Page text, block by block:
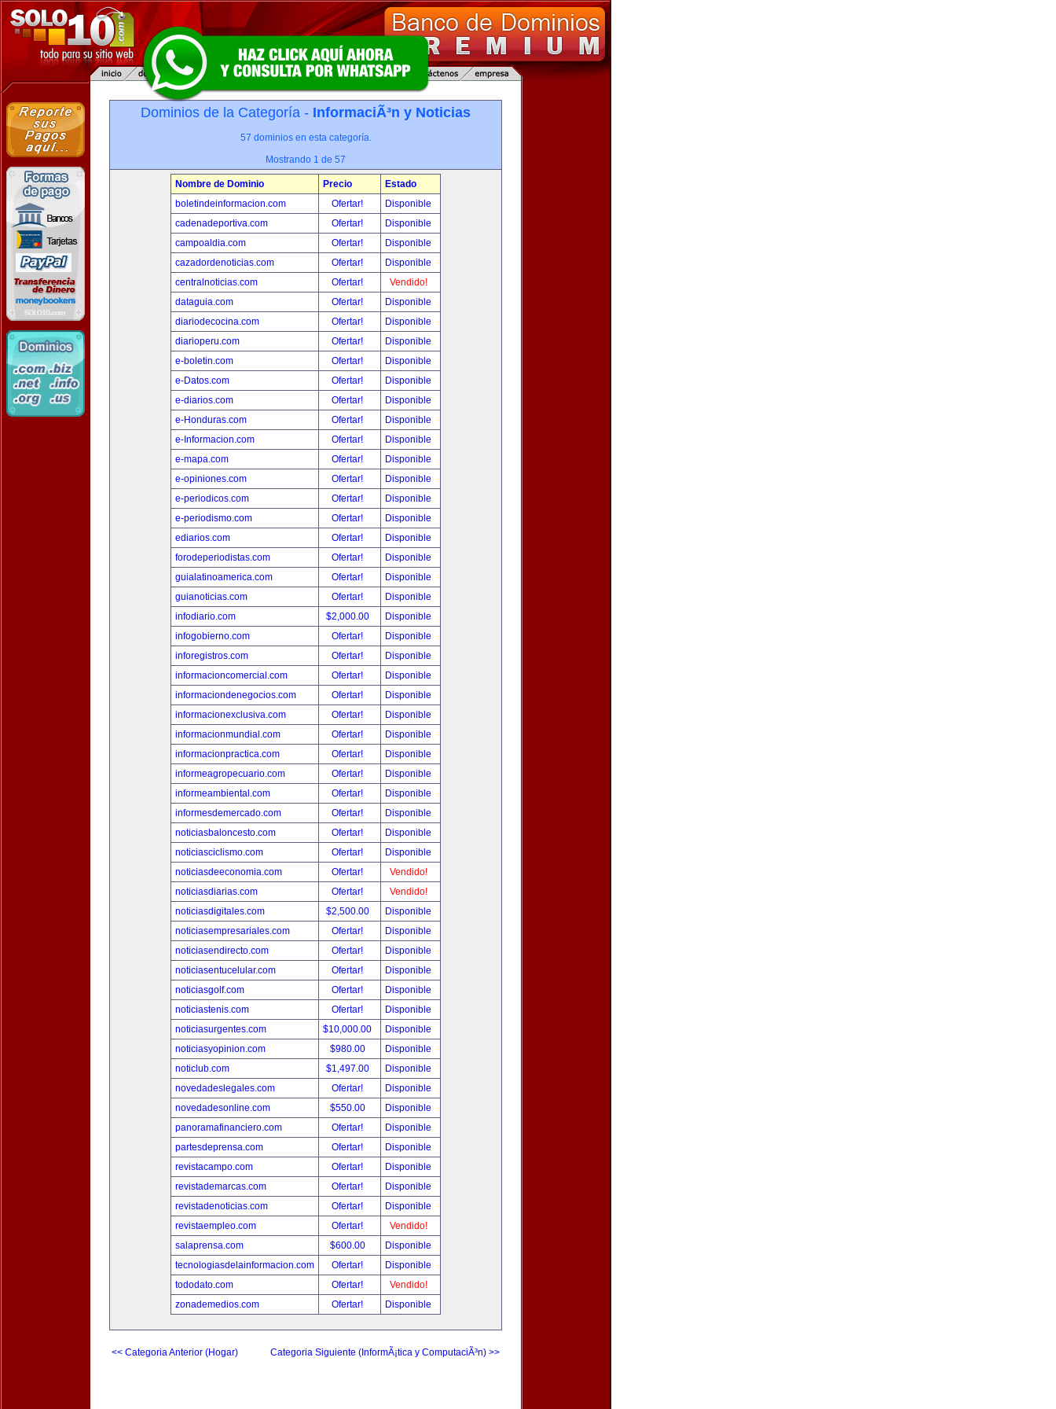
Dominios de la Categoría - InformaciÃ³n y Noticias
57 dominios en esta categoría.
Mostrando 1 de 57
Nombre de Dominio Precio
Estado
boletindeinformacion.com
Ofertar!
Disponible
cadenadeportiva.com
Ofertar!
Disponible
campoaldia.com
Ofertar!
Disponible
cazadordenoticias.com
Ofertar!
Disponible
centralnoticias.com
Ofertar!
Vendido!
dataguia.com
Ofertar!
Disponible
diariodecocina.com
Ofertar!
Disponible
diarioperu.com
Ofertar!
Disponible
e-boletin.com
Ofertar!
Disponible
e-Datos.com
Ofertar!
Disponible
e-diarios.com
Ofertar!
Disponible
e-Honduras.com
Ofertar!
Disponible
e-Informacion.com
Ofertar!
Disponible
e-mapa.com
Ofertar!
Disponible
e-opiniones.com
Ofertar!
Disponible
e-periodicos.com
Ofertar!
Disponible
e-periodismo.com
Ofertar!
Disponible
ediarios.com
Ofertar!
Disponible
forodeperiodistas.com
Ofertar!
Disponible
guialatinoamerica.com
Ofertar!
Disponible
guianoticias.com
Ofertar!
Disponible
infodiario.com
$2,000.00
Disponible
infogobierno.com
Ofertar!
Disponible
inforegistros.com
Ofertar!
Disponible
informacioncomercial.com
Ofertar!
Disponible
informaciondenegocios.com
Ofertar!
Disponible
informacionexclusiva.com
Ofertar!
Disponible
informacionmundial.com
Ofertar!
Disponible
informacionpractica.com
Ofertar!
Disponible
informeagropecuario.com
Ofertar!
Disponible
informeambiental.com
Ofertar!
Disponible
informesdemercado.com
Ofertar!
Disponible
noticiasbaloncesto.com
Ofertar!
Disponible
noticiasciclismo.com
Ofertar!
Disponible
noticiasdeeconomia.com
Ofertar!
Vendido!
noticiasdiarias.com
Ofertar!
Vendido!
noticiasdigitales.com
$2,500.00
Disponible
noticiasempresariales.com
Ofertar!
Disponible
noticiasendirecto.com
Ofertar!
Disponible
noticiasentucelular.com
Ofertar!
Disponible
noticiasgolf.com
Ofertar!
Disponible
noticiastenis.com
Ofertar!
Disponible
noticiasurgentes.com
$10,000.00
Disponible
noticiasyopinion.com
$980.00
Disponible
noticlub.com
$1,497.00
Disponible
novedadeslegales.com
Ofertar!
Disponible
novedadesonline.com
$550.00
Disponible
panoramafinanciero.com
Ofertar!
Disponible
partesdeprensa.com
Ofertar!
Disponible
revistacampo.com
Ofertar!
Disponible
revistademarcas.com
Ofertar!
Disponible
revistadenoticias.com
Ofertar!
Disponible
revistaempleo.com
Ofertar!
Vendido!
salaprensa.com
$600.00
Disponible
tecnologiasdelainformacion.com
Ofertar!
Disponible
tododato.com
Ofertar!
Vendido!
zonademedios.com
Ofertar! Disponible
<< Categoria Anterior (Hogar) Categoria Siguiente (InformÃ¡tica y ComputaciÃ³n) >>